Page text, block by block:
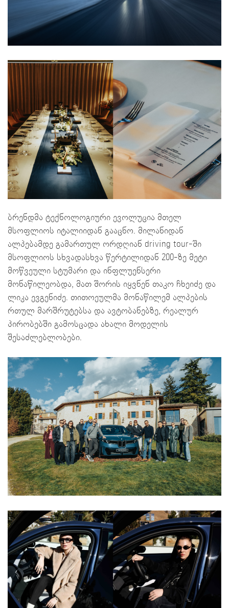
ბრენდმა ტექნოლოგიური ევოლუცია მთელ
მსოფლიოს იტალიიდან გააცნო. მილანიდან
ალპებამდე გამართულ ორდღიან driving tour-ში
მსოფლიოს სხვადასხვა წერტილიდან 200-ზე მეტი
მოწვეული სტუმარი და ინფლუენსერი
მონაწილეობდა, მათ შორის იყვნენ თაკო ჩხეიძე და
ლიკა ევგენიძე. თითოეულმა მონაწილემ ალპების
რთულ მარშრუტებსა და ავტობანებზე, რეალურ
პირობებში გამოსცადა ახალი მოდელის
შესაძლებლობები.